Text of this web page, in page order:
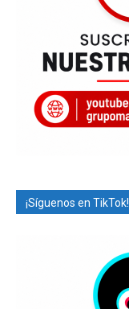
¡Síguenos en TikTok!